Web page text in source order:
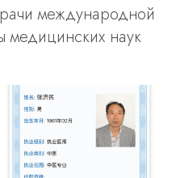
международной
медицинских наук